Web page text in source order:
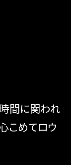
間に関われ
こめてロウ